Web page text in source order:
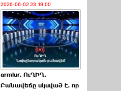
2026-06-02 23:19:00
armlur. ՈւՂԻՂ.
Բանավեճը սկսված է. որ